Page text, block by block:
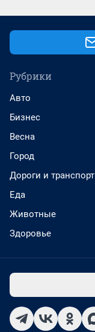
Рубрики
Авто
Бизнес
Весна
Город
Дороги и транспорт
Еда
Животные
Здоровье